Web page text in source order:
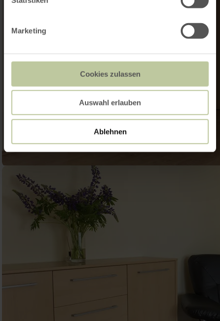
Marketing
Cookies zulassen
Auswahl erlauben
Ablehnen